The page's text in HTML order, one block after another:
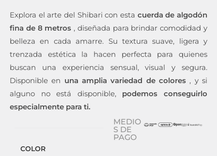
Explora el arte del Shibari con esta cuerda de algodón
fina de 8 metros , diseñada para brindar comodidad y
belleza en cada amarre. Su textura suave, ligera y
trenzada estética la hacen perfecta para quienes
buscan una experiencia sensual, visual y segura.
Disponible en una amplia variedad de colores , y si
alguno no está disponible, podemos conseguirlo
especialmente para ti.
COLOR
MEDIO
S DE
PAGO